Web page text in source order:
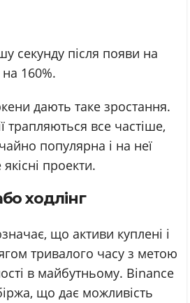
секунду після появи на
160%.
дають таке зростання.
трапляються все частіше,
популярна і на неї
проекти.
ходлінг
що активи куплені і
тривалого часу з метою
в майбутньому. Binance
що дає можливість